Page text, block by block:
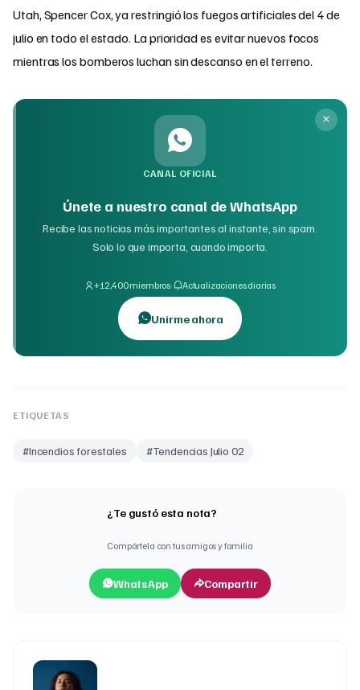
Utah, Spencer Cox, ya restringió los fuegos artificiales del 4 de
julio en todo el estado. La prioridad es evitar nuevos focos
mientras los bomberos luchan sin descanso en el terreno.
CANAL OFICIAL
Únete a nuestro canal de WhatsApp
Recibe las noticias más importantes al instante, sin spam.
Solo lo que importa, cuando importa.
+12,400 miembros· Actualizaciones diarias
Unirme ahora
ETIQUETAS
#Incendios forestales #Tendencias Julio 02
¿Te gustó esta nota?
Compártela con tus amigos y familia
WhatsApp Compartir